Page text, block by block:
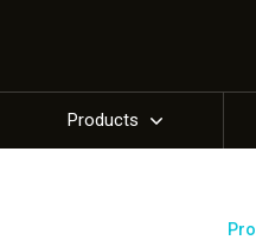
Products